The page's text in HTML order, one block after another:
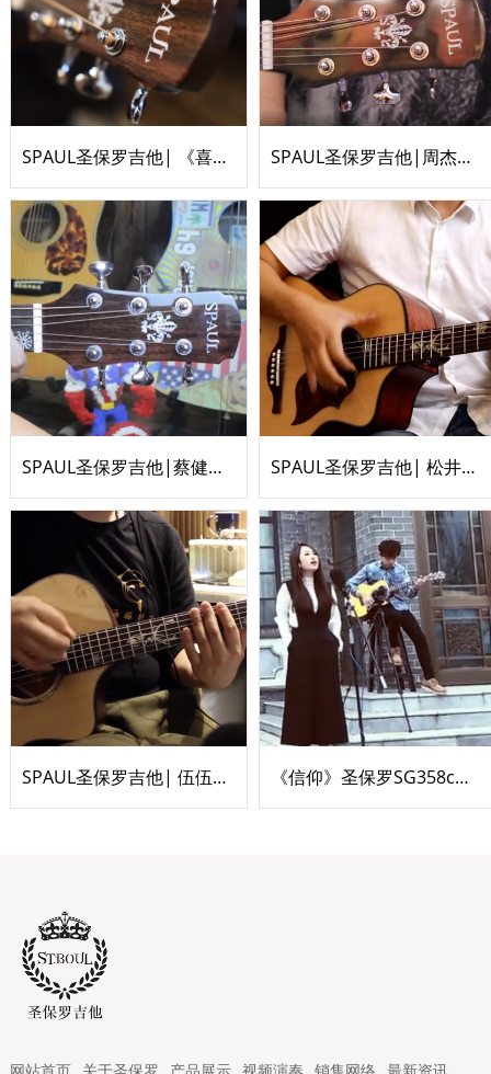
SPAUL圣保罗吉他| 《喜欢你》吉他指弹翻唱 SPAUL圣保罗吉他|周杰伦《稻香》吉他指弹by景迪
SPAUL圣保罗吉他|蔡健雅《红色高跟鞋》吉他弹唱by沙汀 SPAUL圣保罗吉他| 松井佑贵《You And Me》指弹
SPAUL圣保罗吉他| 伍伍慧《等待的风》景迪 《信仰》圣保罗SG358c与小提琴的完美融合
网站首页 关于圣保罗 产品展示 视频演奏 销售网络 最新资讯